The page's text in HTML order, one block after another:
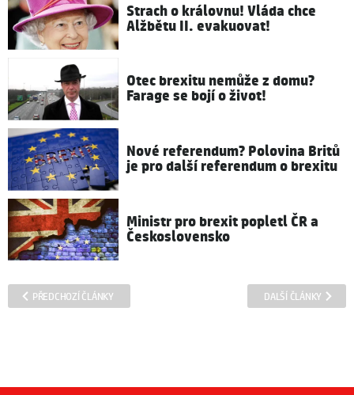
Strach o královnu! Vláda chce
Alžbětu II. evakuovat!
Otec brexitu nemůže z domu?
Farage se bojí o život!
Nové referendum? Polovina Britů
je pro další referendum o brexitu
Ministr pro brexit popletl ČR a
Československo
PŘEDCHOZÍ ČLÁNKY DALŠÍ ČLÁNKY